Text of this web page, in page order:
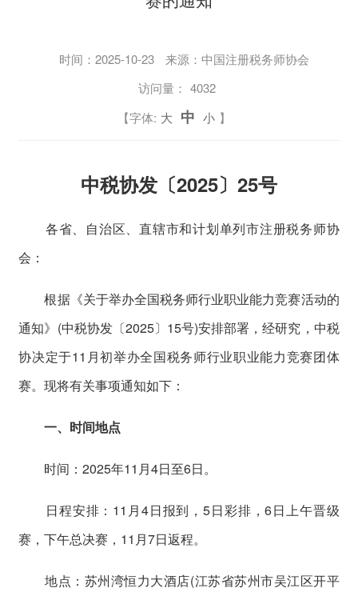
时间：2025-10-23
来源：中国注册税务师协会
访问量： 4032
【字体: 大 中 小 】
中税协发〔2025〕25号
各省、自治区、直辖市和计划单列市注册税务师协
会：
根据《关于举办全国税务师行业职业能力竞赛活动的
通知》(中税协发〔2025〕15号)安排部署，经研究，中税
协决定于11月初举办全国税务师行业职业能力竞赛团体
赛。现将有关事项通知如下：
一、时间地点
时间：2025年11月4日至6日。
日程安排：11月4日报到，5日彩排，6日上午晋级
赛，下午总决赛，11月7日返程。
地点：苏州湾恒力大酒店(江苏省苏州市吴江区开平